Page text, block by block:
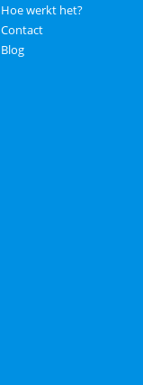
Hoe werkt het?
Contact
Blog